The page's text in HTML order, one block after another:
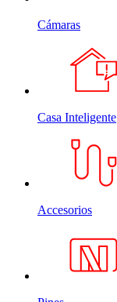
Cámaras
Casa Inteligente
Accesorios